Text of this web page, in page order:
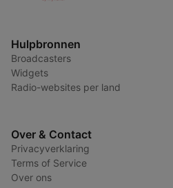
Hulpbronnen
Broadcasters
Widgets
Radio-websites per land
Over & Contact
Privacyverklaring
Terms of Service
Over ons